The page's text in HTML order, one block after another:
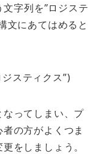
字列を”ロジステ
文にあてはめると
スティクス”)
ってしまい、プ
の方がよくつま
をしましょう。